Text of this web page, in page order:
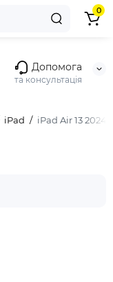
Допомога
та консультація
0
iPad iPad Air 13 2024/